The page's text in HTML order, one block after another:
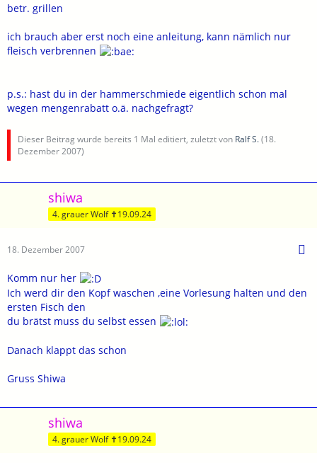
betr. grillen
ich brauch aber erst noch eine anleitung, kann nämlich nur
fleisch verbrennen
p.s.: hast du in der hammerschmiede eigentlich schon mal
wegen mengenrabatt o.ä. nachgefragt?
Dieser Beitrag wurde bereits 1 Mal editiert, zuletzt von Ralf S.(18.
Dezember 2007)
shiwa
4. grauer Wolf ✝19.09.24
18. Dezember 2007
Komm nur her
Ich werd dir den Kopf waschen ,eine Vorlesung halten und den
ersten Fisch den
du brätst muss du selbst essen
Danach klappt das schon
Gruss Shiwa
shiwa
4. grauer Wolf ✝19.09.24